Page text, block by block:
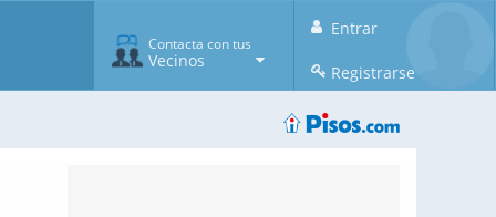
Entrar
Registrarse
Contacta con tus
Vecinos